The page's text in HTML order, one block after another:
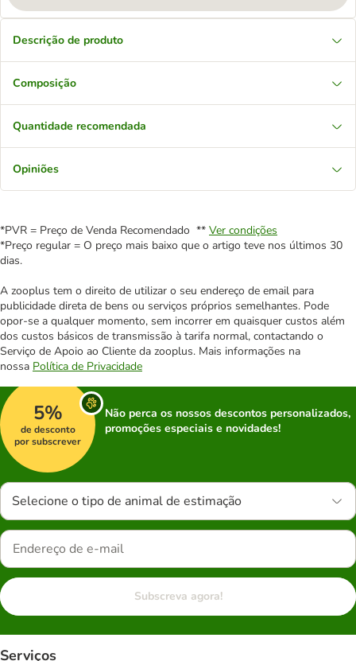
Descrição de produto
Composição
Quantidade recomendada
Opiniões
*PVR = Preço de Venda Recomendado ** Ver condições
*Preço regular = O preço mais baixo que o artigo teve nos últimos 30
dias.
A zooplus tem o direito de utilizar o seu endereço de email para
publicidade direta de bens ou serviços próprios semelhantes. Pode
opor-se a qualquer momento, sem incorrer em quaisquer custos além
dos custos básicos de transmissão à tarifa normal, contactando o
Serviço de Apoio ao Cliente da zooplus. Mais informações na
nossa Política de Privacidade
5%
de desconto
por subscrever
Não perca os nossos descontos personalizados,
promoções especiais e novidades!
Selecione o tipo de animal de estimação
Subscreva agora!
Serviços